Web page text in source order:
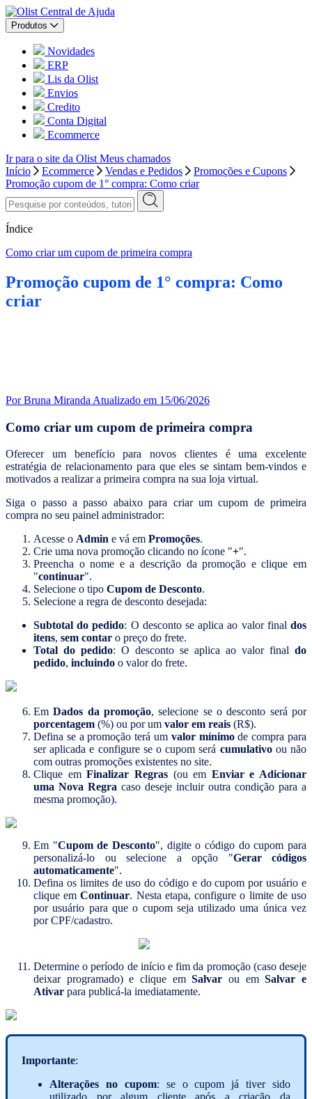
Central de Ajuda
Produtos
Novidades
ERP
Lis da Olist
Envios
Credito
Conta Digital
Ecommerce
Ir para o site da Olist Meus chamados
Início
Ecommerce Vendas e Pedidos
Promoções e Cupons
Promoção cupom de 1° compra: Como criar
Índice
Como criar um cupom de primeira compra
Promoção cupom de 1° compra: Como
criar
Por Bruna Miranda Atualizado em 15/06/2026
Como criar um cupom de primeira compra
Oferecer um benefício para novos clientes é uma excelente
estratégia de relacionamento para que eles se sintam bem-vindos e
motivados a realizar a primeira compra na sua loja virtual.
Siga o passo a passo abaixo para criar um cupom de primeira
compra no seu painel administrador:
Acesse o Admin e vá em Promoções.
Crie uma nova promoção clicando no ícone "+".
Preencha o nome e a descrição da promoção e clique em
"continuar".
Selecione o tipo Cupom de Desconto.
Selecione a regra de desconto desejada:
Subtotal do pedido: O desconto se aplica ao valor finaldos
itens, sem contar o preço do frete.
Total do pedido: O desconto se aplica ao valor final do
pedido, incluindo o valor do frete.
EmDados da promoção, selecione se o desconto será por
porcentagem (%) ou por um valor em reais (R$).
Defina se a promoção terá um valor mínimode compra para
ser aplicada e configure se o cupom será cumulativo ou não
com outras promoções existentes no site.
Clique emFinalizar Regras(ou em Enviar e Adicionar
uma Nova Regra caso deseje incluir outra condição para a
mesma promoção).
Em "Cupom de Desconto", digite o código do cupom para
personalizá-lo ou selecione a opção "Gerar códigos
automaticamente".
Defina os limites de uso do código e do cupom por usuário e
clique emContinuar. Nesta etapa, configure o limite de uso
por usuário para que o cupom seja utilizado uma única vez
por CPF/cadastro.
Determine o período de início e fim da promoção (caso deseje
deixar programado) e clique emSalvarou emSalvar e
Ativar para publicá-la imediatamente.
Importante:
Alterações no cupom: se o cupom já tiver sido